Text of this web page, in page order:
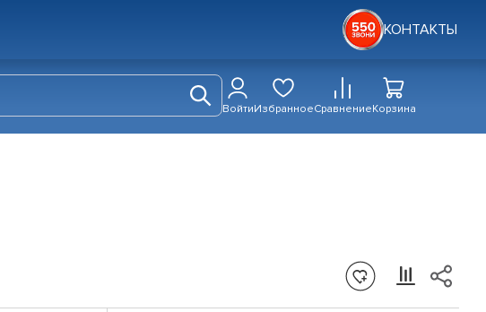
КОНТАКТЫ
ВойтиИзбранноеСравнениеКорзина